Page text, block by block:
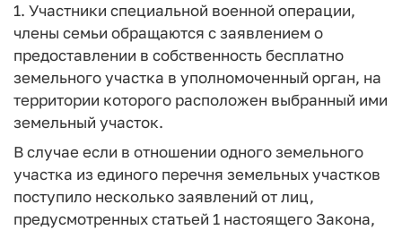
1. Участники специальной военной операции,
члены семьи обращаются с заявлением о
предоставлении в собственность бесплатно
земельного участка в уполномоченный орган, на
территории которого расположен выбранный ими
земельный участок.
В случае если в отношении одного земельного
участка из единого перечня земельных участков
поступило несколько заявлений от лиц,
предусмотренных статьей 1 настоящего Закона,